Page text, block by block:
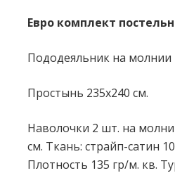
Евро комплект
Пододеяльник на молнии
Простынь 235x240 см.
Наволочки 2 шт. на
см. Ткань: страйп-сатин
Плотность 135 гр/м. кв.